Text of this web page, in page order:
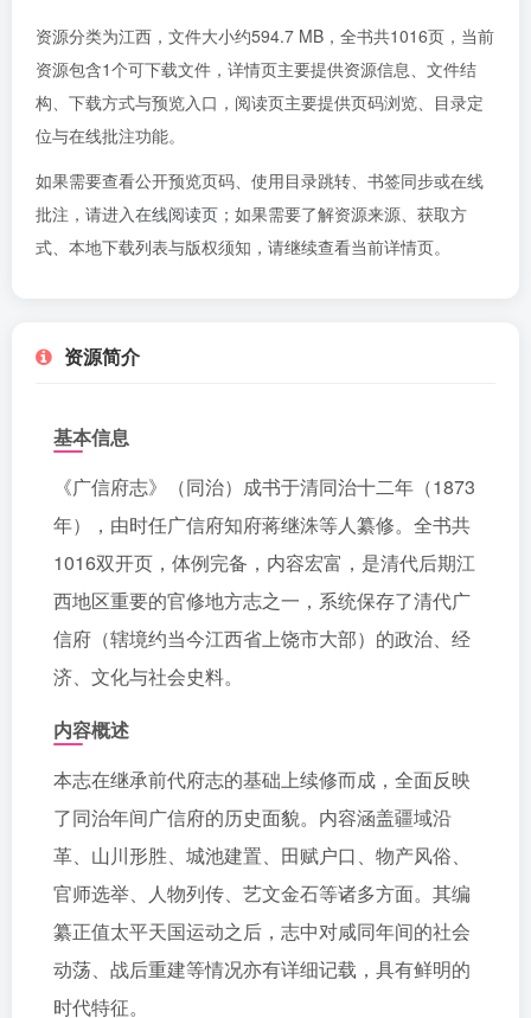
资源分类为江西，文件大小约594.7 MB，全书共1016页，当前
资源包含1个可下载文件，详情页主要提供资源信息、文件结
构、下载方式与预览入口，阅读页主要提供页码浏览、目录定
位与在线批注功能。
如果需要查看公开预览页码、使用目录跳转、书签同步或在线
批注，请进入在线阅读页 ；如果需要了解资源来源、获取方
式、本地下载列表与版权须知，请继续查看当前详情页。
资源简介
基本信息
《广信府志》（同治）成书于清同治十二年（1873
年），由时任广信府知府蒋继洙等人纂修。全书共
1016双开页，体例完备，内容宏富，是清代后期江
西地区重要的官修地方志之一，系统保存了清代广
信府（辖境约当今江西省上饶市大部）的政治、经
济、文化与社会史料。
内容概述
本志在继承前代府志的基础上续修而成，全面反映
了同治年间广信府的历史面貌。内容涵盖疆域沿
革、山川形胜、城池建置、田赋户口、物产风俗、
官师选举、人物列传、艺文金石等诸多方面。其编
纂正值太平天国运动之后，志中对咸同年间的社会
动荡、战后重建等情况亦有详细记载，具有鲜明的
时代特征。